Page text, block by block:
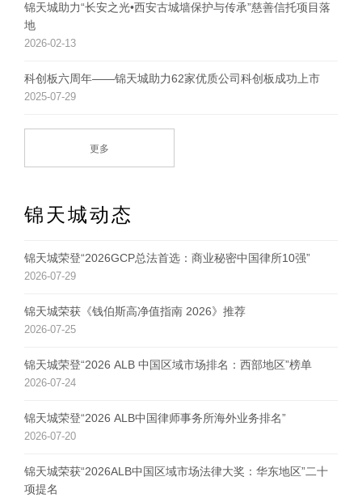
锦天城助力“长安之光•西安古城墙保护与传承”慈善信托项目落
地
2026-02-13
科创板六周年——锦天城助力62家优质公司科创板成功上市
2025-07-29
更多
锦天城动态
锦天城荣登“2026GCP总法首选：商业秘密中国律所10强”
2026-07-29
锦天城荣获《钱伯斯高净值指南 2026》推荐
2026-07-25
锦天城荣登“2026 ALB 中国区域市场排名：西部地区”榜单
2026-07-24
锦天城荣登“2026 ALB中国律师事务所海外业务排名”
2026-07-20
锦天城荣获“2026ALB中国区域市场法律大奖：华东地区”二十
项提名